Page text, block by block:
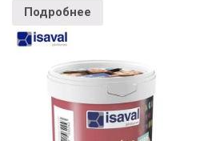
Подробнее